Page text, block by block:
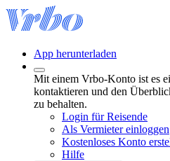
App herunterladen
Mit einem Vrbo-Konto ist es
kontaktieren und den
zu behalten.
Login für Reisende
Als Vermieter einloggen
Kostenloses Konto
Hilfe